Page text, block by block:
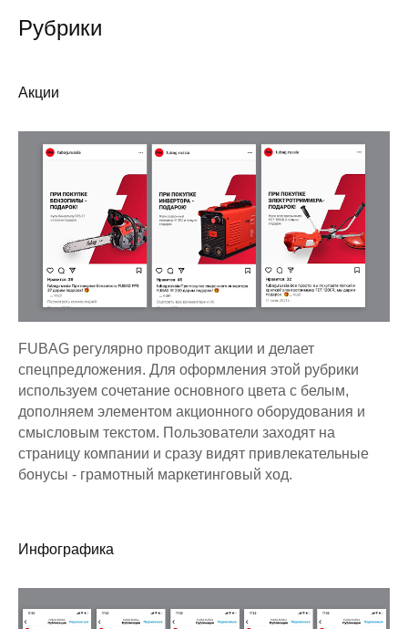
Рубрики
Акции
FUBAG регулярно проводит акции и делает
спецпредложения. Для оформления этой рубрики
используем сочетание основного цвета с белым,
дополняем элементом акционного оборудования и
смысловым текстом. Пользователи заходят на
страницу компании и сразу видят привлекательные
бонусы - грамотный маркетинговый ход.
Инфографика